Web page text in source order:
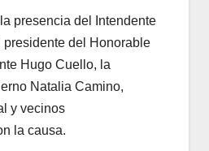
presencia del Intendente
presidente del Honorable
Hugo Cuello, la
Natalia Camino,
y vecinos
la causa.